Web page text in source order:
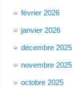
février 2026
janvier 2026
décembre 2025
novembre 2025
octobre 2025